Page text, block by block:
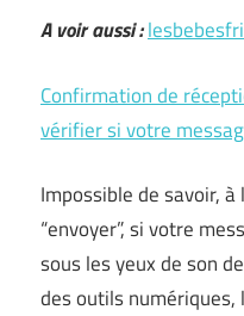
A voir aussi :
Confirmation de
vérifier si votre
Impossible de savoir,
“envoyer”, si votre
sous les yeux de son
des outils